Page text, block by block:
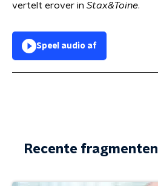
vertelt erover in Stax&Toine.
Speel audio af
Recente fragmenten